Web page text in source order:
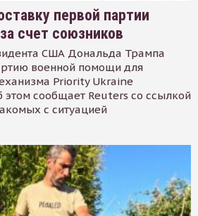
первой партии
счет союзников
США Дональда Трампа
военной помощи для
Priority Ukraine
сообщает Reuters со ссылкой
с ситуацией